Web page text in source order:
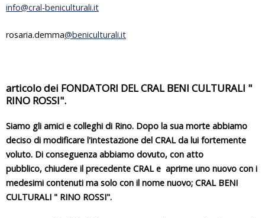
info@cral-beniculturali.it
rosaria.demma@beniculturali.it
articolo dei FONDATORI DEL CRAL BENI CULTURALI "
RINO ROSSI".
Siamo gli amici e colleghi di Rino. Dopo la sua morte abbiamo
deciso di modificare l'intestazione del CRAL da lui fortemente
voluto. Di conseguenza abbiamo dovuto, con atto
pubblico, chiudere il precedente CRAL e aprirne uno nuovo con i
medesimi contenuti ma solo con il nome nuovo; CRAL BENI
CULTURALI " RINO ROSSI".